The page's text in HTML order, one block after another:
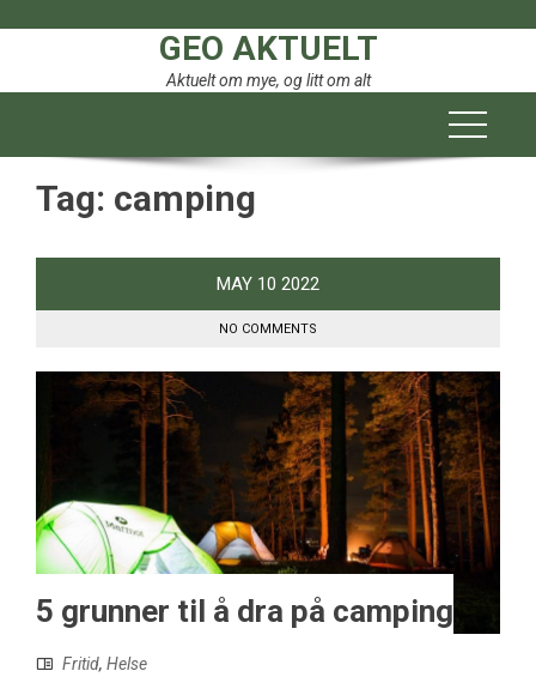
GEO AKTUELT
Aktuelt om mye, og litt om alt
Tag: camping
MAY 10 2022
NO COMMENTS
5 grunner til å dra på camping
Fritid, Helse